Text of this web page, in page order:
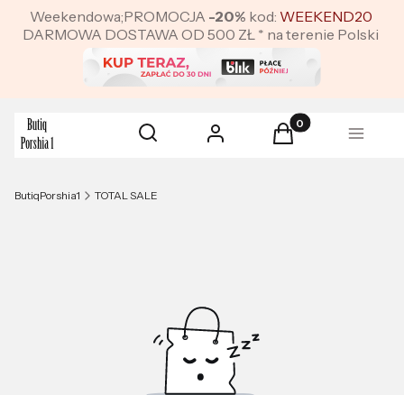
Weekendowa;PROMOCJA -20% kod: WEEKEND20
DARMOWA DOSTAWA OD 500 ZŁ * na terenie Polski
Otwórz wyszukiwarkę
Szukaj Zaloguj się Produkty w
Koszyk Menu
ButiqPorshia1 TOTAL SALE